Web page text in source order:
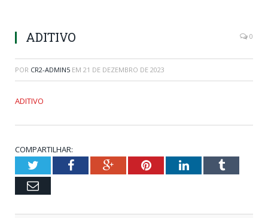
ADITIVO 0
POR CR2-ADMIN5 EM 21 DE DEZEMBRO DE 2023
ADITIVO
COMPARTILHAR:
TwitterFacebookGoogle+PinterestLinkedInTumblr
Email